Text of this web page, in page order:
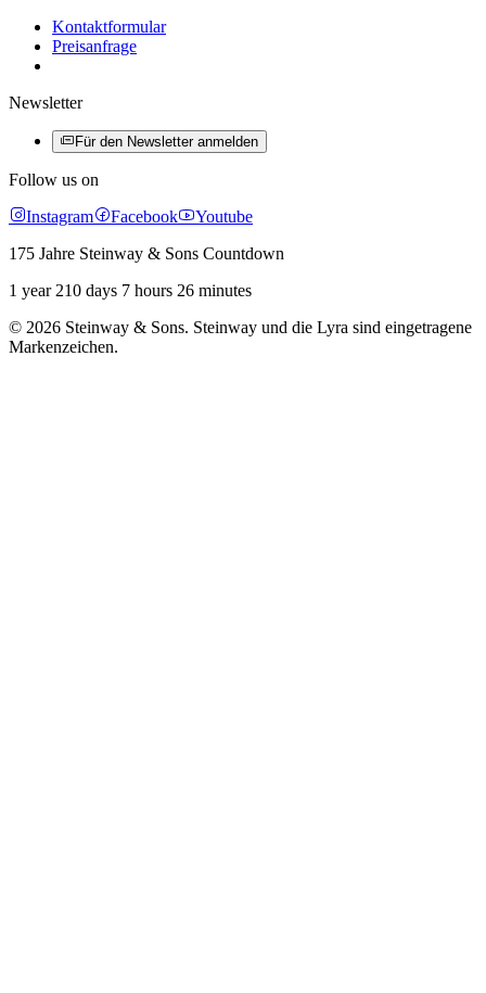
Kontaktformular
Preisanfrage
Newsletter
Für den Newsletter anmelden
Follow us on
Instagram
Facebook
Youtube
175 Jahre Steinway & Sons Countdown
1 year 210 days 7 hours 26 minutes
© 2026 Steinway & Sons. Steinway und die Lyra sind eingetragene
Markenzeichen.